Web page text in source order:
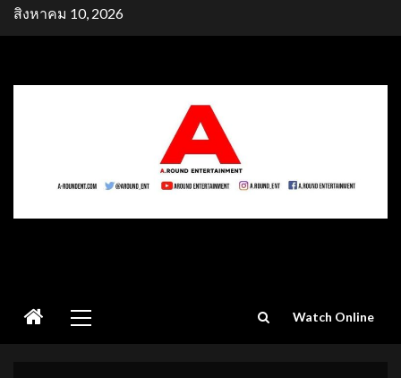
Skipสิงหาคม 10, 2026
Menu
Watch Online